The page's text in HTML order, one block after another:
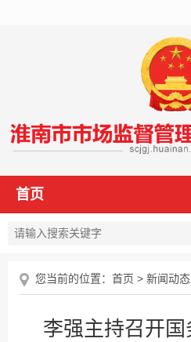
首页
您当前的位置： 首页 > 新闻动态
李强主持召开